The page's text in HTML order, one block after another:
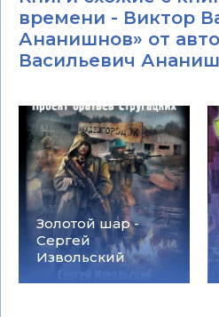
времени - Виктор
Ананишнов» от
Васильевич
Золотой шар -
Сергей
Извольский